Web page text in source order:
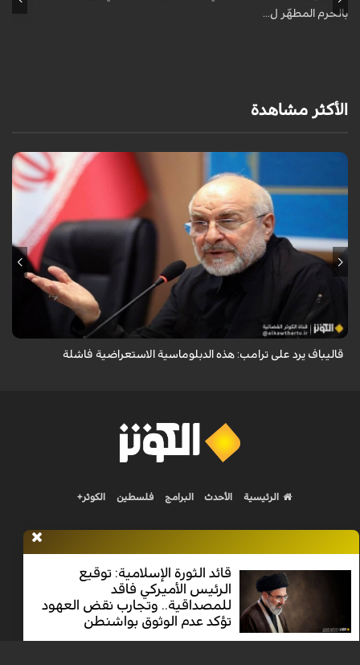
بالحرم المطهّر ل...
الأكثر مشاهدة
أكد رئيس مجلس الشورى الإسلامي الإيراني أن التصريحات الاستعراضية
والتهديدات المتكررة لم تعد تُجدي نفعاً، واصفاً إياها بالدبلوماسية الفاشلة.
قاليباف يرد على ترامب: هذه الدبلوماسية الاستعراضية فاشلة
قائد الثورة الإسلامية: توقيع
الرئيس الأميركي فاقد
للمصداقية.. وتجارب نقض العهود
تؤكد عدم الوثوق بواشنطن
الرئيسية الأحدث البرامج فلسطين الكوثر+
Nilesat 11900 V | Badr 8 11747 V | Badr5 12284 V